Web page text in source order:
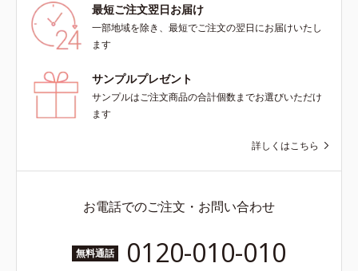
最短ご注文翌日お届け
一部地域を除き、最短でご注文の翌日にお届けいたし
ます
サンプルプレゼント
サンプルはご注文商品の合計個数までお選びいただけ
ます
詳しくはこちら
お電話でのご注文・お問い合わせ
無料通話 0120-010-010